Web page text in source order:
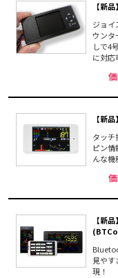
【新
ジョイ
ウンタ
しで4
に対応
【新
タッチ
ピン情
んな機
【新
見や
現！